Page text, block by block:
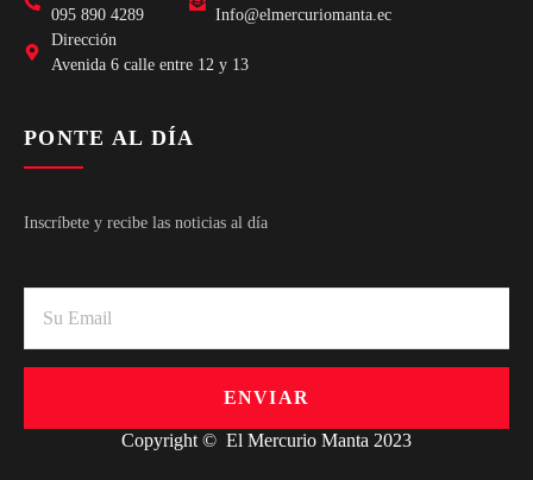
095 890 4289
Info@elmercuriomanta.ec
Dirección
Avenida 6 calle entre 12 y 13
PONTE AL DÍA
Inscríbete y recibe las noticias al día
ENVIAR
Copyright © El Mercurio Manta 2023